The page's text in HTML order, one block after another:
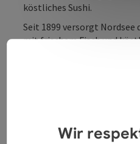
köstliches Sushi.
Seit 1899 versorgt Nordsee
mit frischem Fisch und
sowie nachhaltiger
Wir